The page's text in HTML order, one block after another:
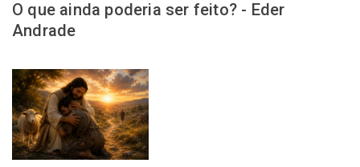
O que ainda poderia ser feito? - Eder
Andrade